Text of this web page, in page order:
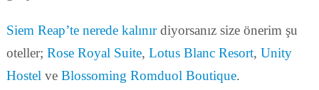
Siem Reap’te nerede kalınırdiyorsanız size önerim şu
oteller; Rose Royal Suite, Lotus Blanc Resort, Unity
Hostel ve Blossoming Romduol Boutique.